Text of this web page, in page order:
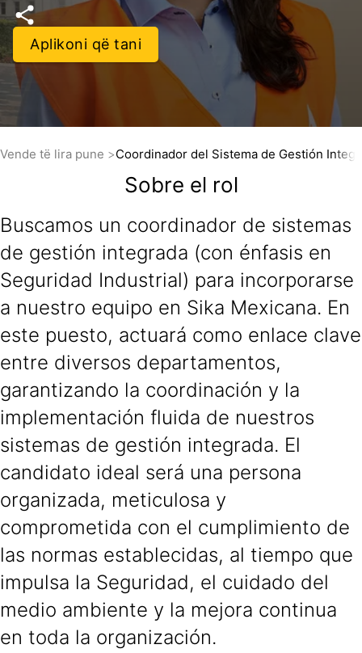
Aplikoni që tani
Vende të lira pune Coordinador del Sistema de Gestión
Sobre el rol
Buscamos un coordinador de sistemas
de gestión integrada (con énfasis en
Seguridad Industrial) para incorporarse
a nuestro equipo en Sika Mexicana. En
este puesto, actuará como enlace clave
entre diversos departamentos,
garantizando la coordinación y la
implementación fluida de nuestros
sistemas de gestión integrada. El
candidato ideal será una persona
organizada, meticulosa y
comprometida con el cumplimiento de
las normas establecidas, al tiempo que
impulsa la Seguridad, el cuidado del
medio ambiente y la mejora continua
en toda la organización.